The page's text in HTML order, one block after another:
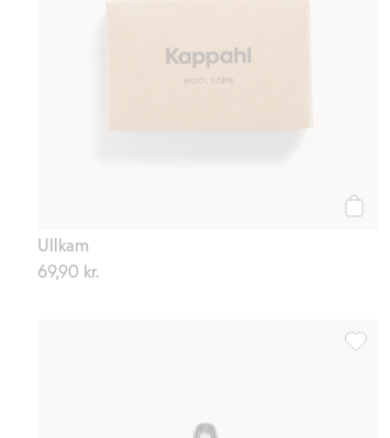
Ullkam
69,90 kr.